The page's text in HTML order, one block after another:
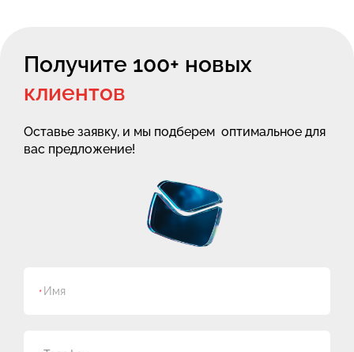
Получите 100+ новых
клиентов
Оставье заявку, и мы подберем оптимальное для
вас предложение!
*